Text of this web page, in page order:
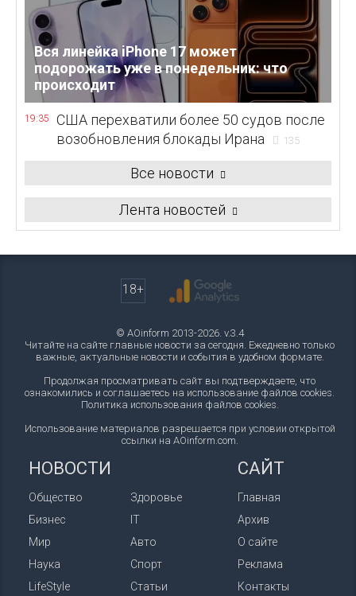
Вся линейка iPhone 17 может
подорожать уже в понедельник: что
происходит
19:35
США перехватили более 50 судов после
возобновления блокады Ирана
135
Все новости
Лента новостей
18+
© AOinform 2013-2026. v.3.4
Читайте на сайте главные новости за сегодня. Ежедневно только
важные, актуальные новости и события в удобном формате.
Продолжая просматривать сайт вы подтверждаете, что
ознакомились и соглашаетесь на использование файлов cookies.
Политика использования файлов cookies.
Использование материалов разрешается при условии открытой
ссылки на AOinform.com.
НОВОСТИ
Общество
Бизнес
Мир
Наука
LifeStyle
Здоровье
IT
Авто
Спорт
Статьи
САЙТ
Главная
Архив
О сайте
Реклама
Контакты